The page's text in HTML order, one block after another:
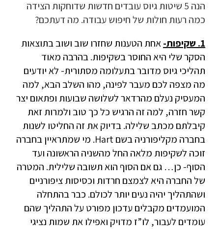
הנה 5 שיטות גיוס עובדים חדשות שדוחקות הצידה
כמה רעות חולות של חיפוש עבודה. מה דעתכם?
1. שקיפות-
אחת הטענות שחזרו שוב ושוב בתוצאות
הסקר שלי היא החוסר בשקיפות. בהרבה מאוד
תהליכי גיוס מדובר בתעלומה מסתורית- לא יודעים
מה מצפה לכם מעבר לפינה, מהו השלב הבא, למה
המעסיק נעלם מהרדאר לשלושה שבועות ופתאום יצר
קשר חזרה, למה זה הרגיש כל כך טוב ולמרות זאת
קיבלתם מכתב שלילה. בדיוק את זה החליטו לשנות
בחברה מקליפורניה בשם Hart. מי שמתראיין בחברה
זוכה לשקיפות מלאה החל מהשניה הראשונה ועד
הסוף- כן… גם אם הסוף הוא תשובה שלילית. המטרה
של החברה היא לצמצם חרדות וכסיסות ציפורניים
ושהתהליך יהיה נעים יותר לכולם. כבר בהתחלה
המועמדים מקבלים עדכון מפורט על התהליך שהם
עומדים לעבור, לו”ז מדויק ואפילו את שמות נציגי